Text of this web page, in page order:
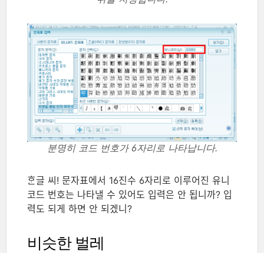
분명히 코드 번호가 6자리로 나타납니다.
ᄒᆞᆫ글 씨! 문자표에서 16진수 6자리로 이루어진 유니
코드 번호는 나타낼 수 있어도 입력은 안 됩니까? 입
력도 되게 하면 안 되겠니?
비슷한 벌레